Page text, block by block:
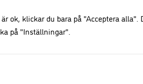
Rödbetsgravad lax recept
ok, klickar du bara på "Acceptera
på "Inställningar".